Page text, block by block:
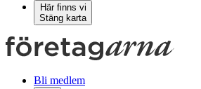
Här finns vi
Stäng karta
Bli medlem